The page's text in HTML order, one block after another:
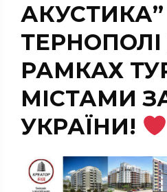
ТЕРНОПОЛІ
РАМКАХ
МІСТАМИ
УКРАЇНИ!